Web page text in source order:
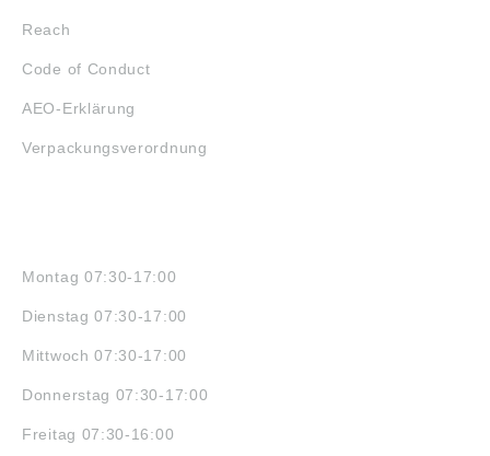
Reach
Code of Conduct
AEO-Erklärung
Verpackungsverordnung
Montag 07:30-17:00
Dienstag 07:30-17:00
Mittwoch 07:30-17:00
Donnerstag 07:30-17:00
Freitag 07:30-16:00